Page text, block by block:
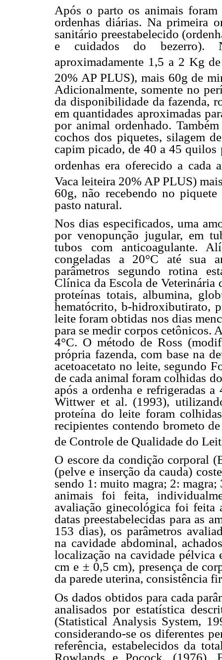
Após o parto os animais
ordenhas diárias. Na primeira
sanitário preestabelecido
e cuidados do bezerro).
aproximadamente 1,5 a 2 Kg
20% AP PLUS), mais 60g de
Adicionalmente, somente no
da disponibilidade da fazenda,
em quantidades aproximadas
por animal ordenhado.
cochos dos piquetes, silagem
capim picado, de 40 a 45 quilos
ordenhas era oferecido a cada
Vaca leiteira 20% AP PLUS)
60g, não recebendo no
pasto natural.
Nos dias especificados, uma
por venopunção jugular, em
tubos com anticoagulante.
congeladas a 20°C até sua
parâmetros segundo rotina
Clínica da Escola de Veterinária
proteínas totais, albumina,
hematócrito, b-hidroxibutirato,
leite foram obtidas nos dias
para se medir corpos cetônicos.
4°C. O método de Ross
própria fazenda, com base na
acetoacetato no leite, segundo
de cada animal foram colhidas
após a ordenha e refrigeradas
Wittwer et al. (1993),
proteína do leite foram
recipientes contendo brometo
de Controle de Qualidade do
O escore da condição corporal
(pelve e inserção da cauda)
sendo 1: muito magra; 2:
animais foi feita,
avaliação ginecológica foi feita
datas preestabelecidas para as
153 dias), os parâmetros
na cavidade abdominal,
localização na cavidade pélvica
cm e ± 0,5 cm), presença de
da parede uterina, consistência
Os dados obtidos para cada
analisados por estatística
(Statistical Analysis System,
considerando-se os diferentes
referência, estabelecidos da
Rowlands e Pocock, (1976).